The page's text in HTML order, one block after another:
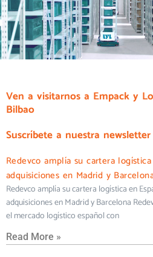
Ven a visitarnos a Empack y
Bilbao
Suscríbete a nuestra newsletter
Redevco amplía su cartera
adquisiciones en Madrid y
Redevco amplía su cartera logística en
adquisiciones en Madrid y Barcelona
el mercado logístico español con
Read More »